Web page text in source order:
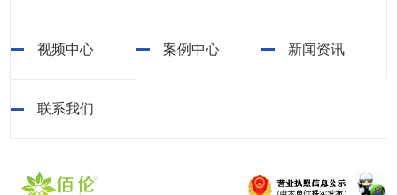
视频中心 案例中心 新闻资讯
联系我们